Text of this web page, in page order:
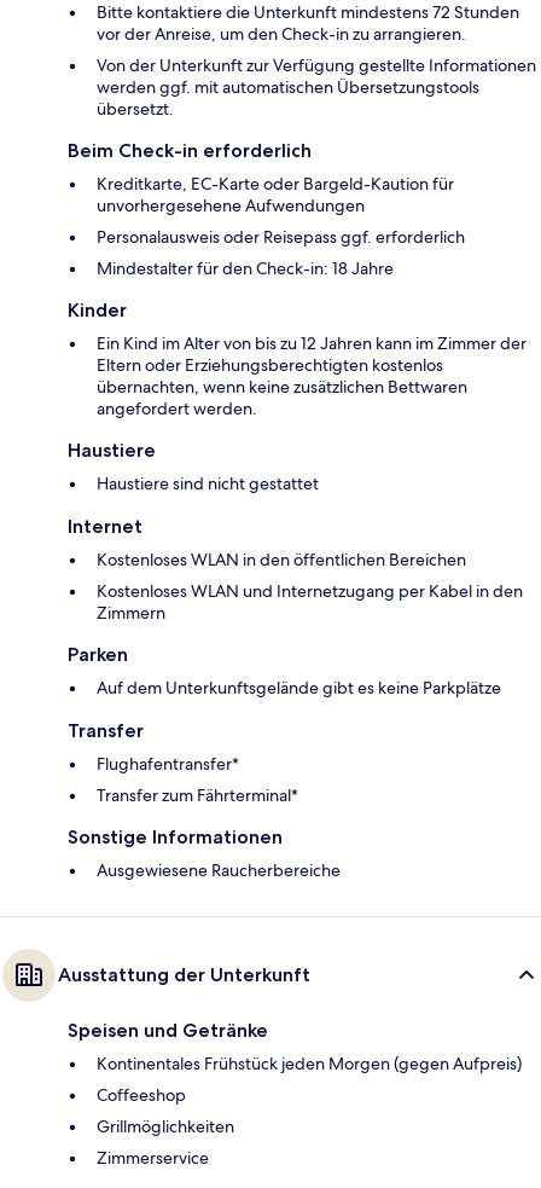
Bitte kontaktiere die Unterkunft mindestens 72 Stunden
vor der Anreise, um den Check-in zu arrangieren.
Von der Unterkunft zur Verfügung gestellte Informationen
werden ggf. mit automatischen Übersetzungstools
übersetzt.
Beim Check-in erforderlich
Kreditkarte, EC-Karte oder Bargeld-Kaution für
unvorhergesehene Aufwendungen
Personalausweis oder Reisepass ggf. erforderlich
Mindestalter für den Check-in: 18 Jahre
Kinder
Ein Kind im Alter von bis zu 12 Jahren kann im Zimmer der
Eltern oder Erziehungsberechtigten kostenlos
übernachten, wenn keine zusätzlichen Bettwaren
angefordert werden.
Haustiere
Haustiere sind nicht gestattet
Internet
Kostenloses WLAN in den öffentlichen Bereichen
Kostenloses WLAN und Internetzugang per Kabel in den
Zimmern
Parken
Auf dem Unterkunftsgelände gibt es keine Parkplätze
Transfer
Flughafentransfer*
Transfer zum Fährterminal*
Sonstige Informationen
Ausgewiesene Raucherbereiche
Ausstattung der Unterkunft
Speisen und Getränke
Kontinentales Frühstück jeden Morgen (gegen Aufpreis)
Coffeeshop
Grillmöglichkeiten
Zimmerservice